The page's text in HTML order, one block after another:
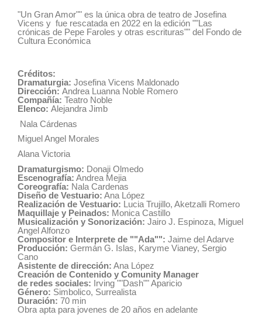
"Un Gran Amor"" es la única obra de teatro de Josefina
Vicens y fue rescatada en 2022 en la edición ""Las
crónicas de Pepe Faroles y otras escrituras"" del Fondo de
Cultura Económica
Créditos:
Dramaturgia: Josefina Vicens Maldonado
Dirección: Andrea Luanna Noble Romero
Compañía: Teatro Noble
Elenco: Alejandra Jimb
Nala Cárdenas
Miguel Angel Morales
Alana Victoria
Dramaturgismo: Donaji Olmedo
Escenografía: Andrea Mejia
Coreografía: Nala Cardenas
Diseño de Vestuario: Ana López
Realización de Vestuario: Lucia Trujillo, Aketzalli Romero
Maquillaje y Peinados: Monica Castillo
Musicalización y Sonorización: Jairo J. Espinoza, Miguel
Angel Alfonzo
Compositor e Interprete de ""Ada"": Jaime del Adarve
Producción: Germán G. Islas, Karyme Vianey, Sergio
Cano
Asistente de dirección: Ana López
Creación de Contenido y Comunity Manager
de redes sociales: Irving ""Dash"" Aparicio
Género: Simbolico, Surrealista
Duración: 70 min
Obra apta para jovenes de 20 años en adelante